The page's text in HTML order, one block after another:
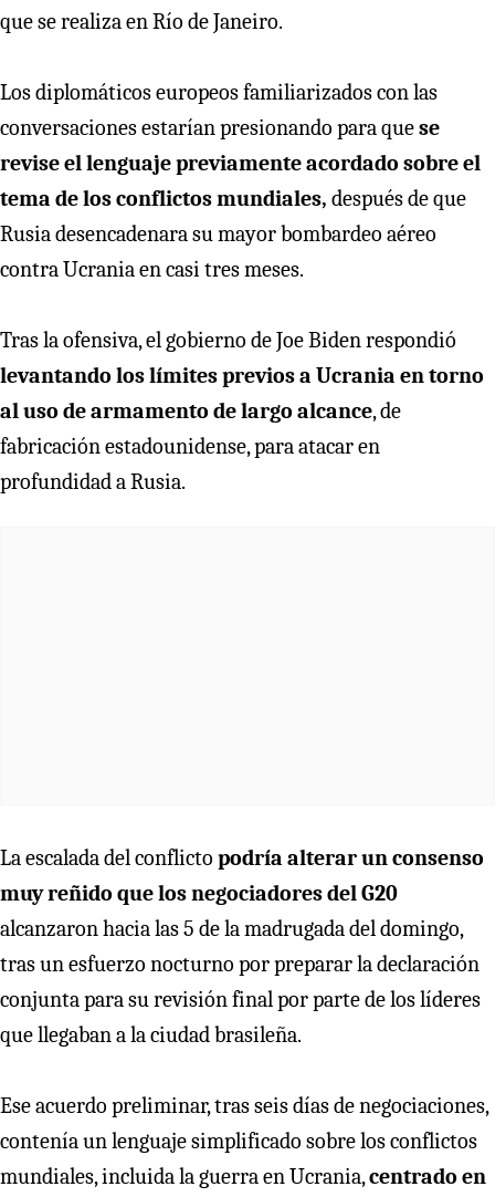
que se realiza en Río de Janeiro.
Los diplomáticos europeos familiarizados con las
conversaciones estarían presionando para quese
revise el lenguaje previamente acordado sobre el
tema de los conflictos mundiales, después de que
Rusia desencadenara su mayor bombardeo aéreo
contra Ucrania en casi tres meses.
Tras la ofensiva, el gobierno de Joe Biden respondió
levantando los límites previos a Ucrania en torno
al uso de armamento de largo alcance, de
fabricación estadounidense, para atacar en
profundidad a Rusia.
La escalada del conflicto podría alterar un consenso
muy reñido que los negociadores del G20
alcanzaron hacia las 5 de la madrugada del domingo,
tras un esfuerzo nocturno por preparar la declaración
conjunta para su revisión final por parte de los líderes
que llegaban a la ciudad brasileña.
Ese acuerdo preliminar, tras seis días de negociaciones,
contenía un lenguaje simplificado sobre los conflictos
mundiales, incluida la guerra en Ucrania,centrado en